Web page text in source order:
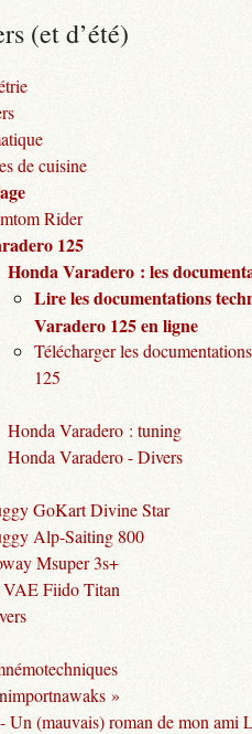
(et d’été)
de cuisine
Rider
125
Honda Varadero : les
Lire les documentations
Varadero 125 en ligne
Télécharger les
125
Honda Varadero : tuning
Honda Varadero - Divers
GoKart Divine Star
Alp-Saiting 800
Msuper 3s+
VAE Fiido Titan
»
Un (mauvais) roman de mon ami